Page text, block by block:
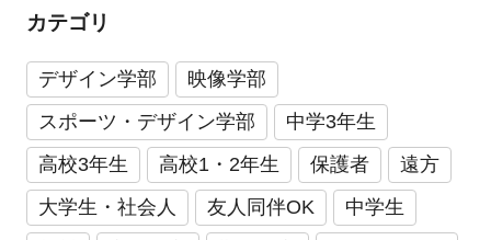
カテゴリ
デザイン学部
映像学部
スポーツ・デザイン学部
中学3年生
高校3年生
高校1・2年生 保護者
遠方
大学生・社会人
友人同伴OK
中学生